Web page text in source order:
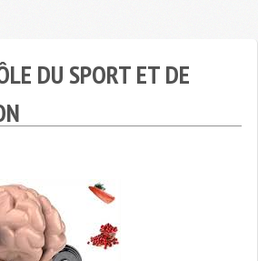
DU SPORT ET DE